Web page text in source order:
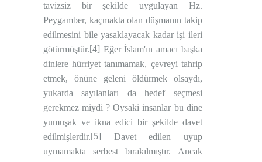
tavizsiz bir şekilde uygulayan Hz.
Peygamber, kaçmakta olan düşmanın takip
edilmesini bile yasaklayacak kadar işi ileri
götürmüştür.[4] Eğer İslam'ın amacı başka
dinlere hürriyet tanımamak, çevreyi tahrip
etmek, önüne geleni öldürmek olsaydı,
yukarda sayılanları da hedef seçmesi
gerekmez miydi ? Oysaki insanlar bu dine
yumuşak ve ikna edici bir şekilde davet
edilmişlerdir.[5] Davet edilen uyup
uymamakta serbest bırakılmıştır. Ancak